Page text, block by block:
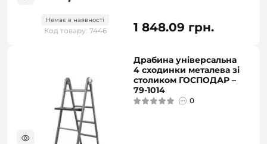
Немає в наявності
Код товару: 7446 1 848.09 грн.
Драбина універсальна
4 сходинки металева зі
столиком ГОСПОДАР –
79-1014
0